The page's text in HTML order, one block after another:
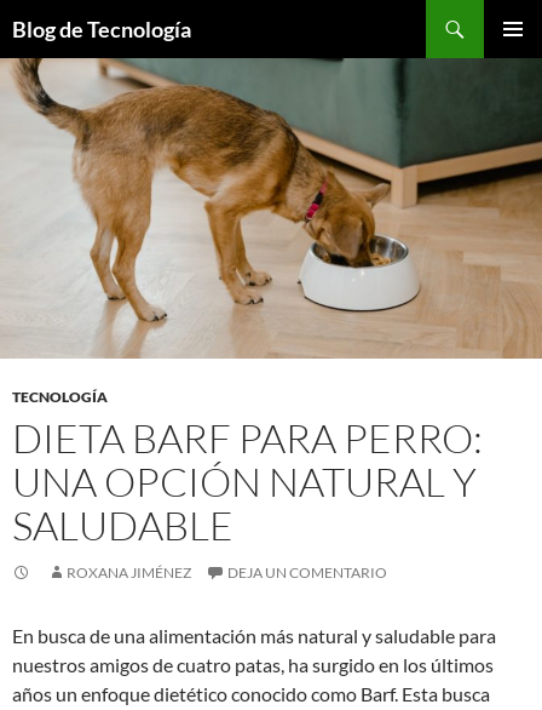
Blog de Tecnología
AL
CONTENIDO
TECNOLOGÍA
DIETA BARF PARA PERRO:
UNA OPCIÓN NATURAL Y
SALUDABLE
ROXANA JIMÉNEZ DEJA UN COMENTARIO
En busca de una alimentación más natural y saludable para
nuestros amigos de cuatro patas, ha surgido en los últimos
años un enfoque dietético conocido como Barf. Esta busca